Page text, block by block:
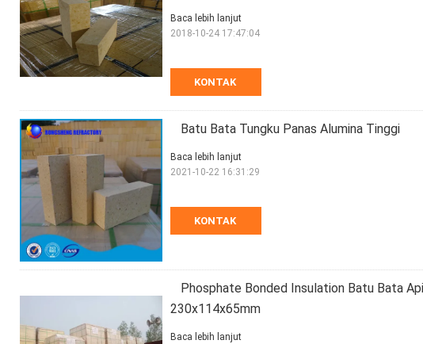
KONTAK
Baca lebih lanjut
2018-10-24 17:47:04
Batu Bata Tungku Panas Alumina Tinggi
KONTAK
Baca lebih lanjut
2021-10-22 16:31:29
Phosphate Bonded Insulation Batu Bata
230x114x65mm
Baca lebih lanjut